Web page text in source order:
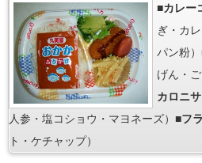
■カレー
ぎ・カ
パン粉
げん・
カロニ
人参・塩コショウ・マヨネーズ）■フ
ト・ケチャップ）